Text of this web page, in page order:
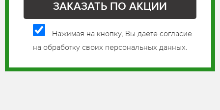
Нажимая на кнопку, Вы даете согласие
на обработку своих персональных данных.